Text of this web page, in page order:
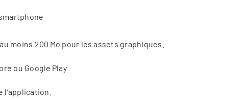
moins 200 Mo pour les assets graphiques.
ou Google Play